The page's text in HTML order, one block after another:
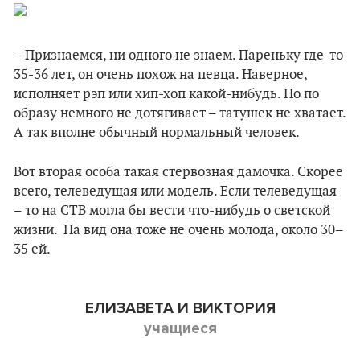
– Признаемся, ни одного не знаем. Пареньку где-то
35-36 лет, он очень похож на певца. Наверное,
исполняет рэп или хип-хоп какой-нибудь. Но по
образу немного не дотягивает – татушек не хватает.
А так вполне обычный нормальный человек.
Вот вторая особа такая стервозная дамочка. Скорее
всего, телеведущая или модель. Если телеведущая
– то на СТВ могла бы вести что-нибудь о светской
жизни. На вид она тоже не очень молода, около 30–
35 ей.
ЕЛИЗАВЕТА И ВИКТОРИЯ
учащиеся